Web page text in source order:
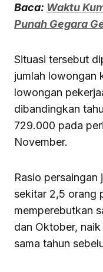
Baca: Waktu
Punah Gegara
Situasi tersebut
jumlah lowongan
lowongan
dibandingkan
729.000 pada
November.
Rasio persaingan
sekitar 2,5 orang
memperebutkan
dan Oktober,
sama tahun